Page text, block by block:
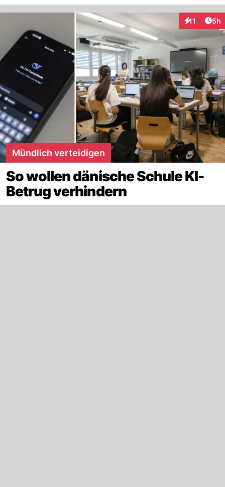
11 5h
Mündlich verteidigen
So wollen dänische Schule KI-
Betrug verhindern